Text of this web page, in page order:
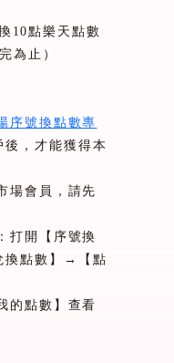
10點樂天點數
為止）
序號換點數專
後，才能獲得本
場會員，請先
打開【序號換
換點數】→【點
的點數】查看